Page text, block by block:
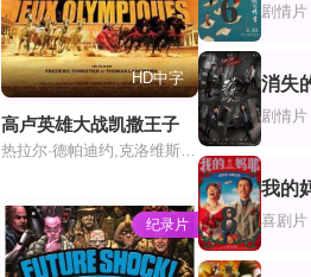
HD中字
高卢英雄大战凯撒王子
纪录片
6 剧情片
7
消失
剧情片
8
我的
喜剧片